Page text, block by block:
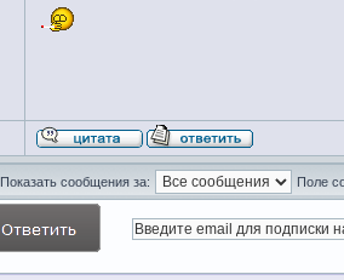
Показать сообщения за: Поле